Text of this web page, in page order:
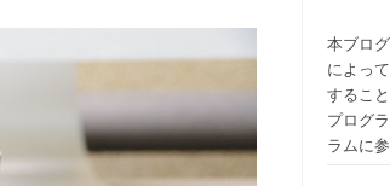
本ブロ
によっ
するこ
プログ
ラムに